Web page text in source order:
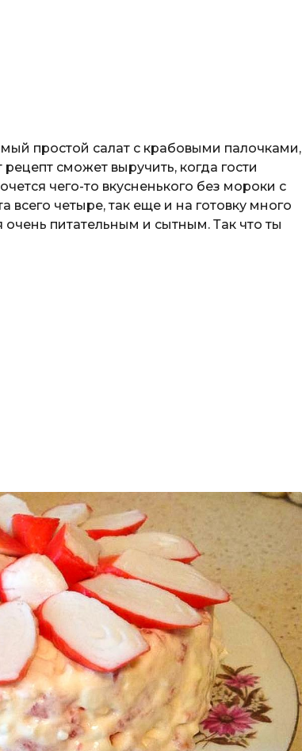
простой салат с крабовыми палочками,
рецепт сможет выручить, когда гости
чего-то вкусненького без мороки с
всего четыре, так еще и на готовку много
питательным и сытным. Так что ты